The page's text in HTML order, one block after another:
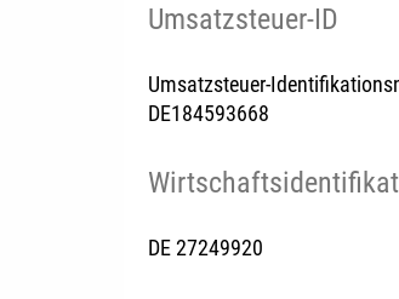
Umsatzsteuer-ID
Umsatzsteuer-
DE184593668
DE 27249920